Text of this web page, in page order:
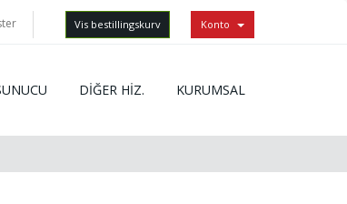
Vis bestillingskurv Konto
DİĞER HİZ. KURUMSAL